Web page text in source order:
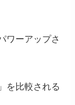
ワーアップさ
を比較される